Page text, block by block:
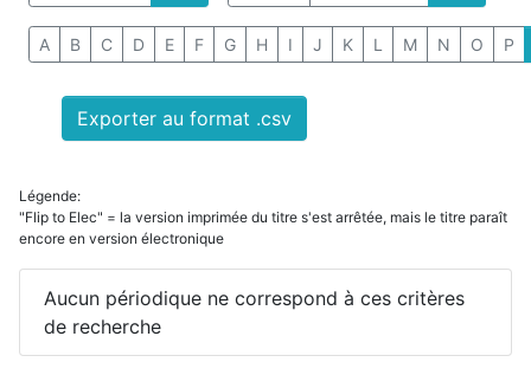
A B C D E F G H I J K L M N O P
Exporter au format .csv
Légende:
"Flip to Elec" = la version imprimée du titre s'est arrêtée, mais le titre paraît
encore en version électronique
Aucun périodique ne correspond à ces critères
de recherche